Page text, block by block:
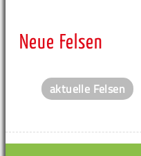
Neue Felsen
aktuelle Felsen